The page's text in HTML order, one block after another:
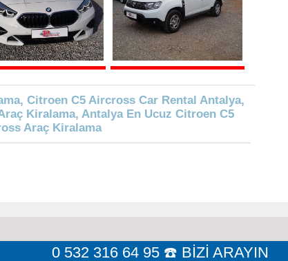
0 532 316 64 95 ☎️ BİZİ ARAYIN
Citroen C5 Aircross Car Rental Antalya,
Kiralama, Antalya En Ucuz Citroen C5
Araç Kiralama